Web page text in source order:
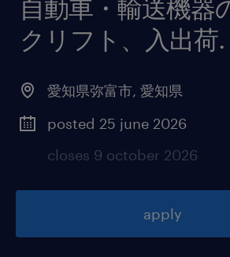
自動車・輸送機器
クリフト、入出荷.
愛知県弥富市, 愛知県
posted 25 june 2026
closes 9 october 2026
apply